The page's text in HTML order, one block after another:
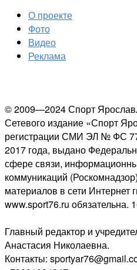
О проекте
Фото
Видео
Реклама
© 2009—2024 Спорт
Сетевого издание «Спорт
регистрации СМИ ЭЛ № ФС
2017 года, выдано
сфере связи,
коммуникаций
материалов в сети Интернет
www.sport76.ru обязательна.
Главный редактор и
Анастасия Николаевна.
Контакты: